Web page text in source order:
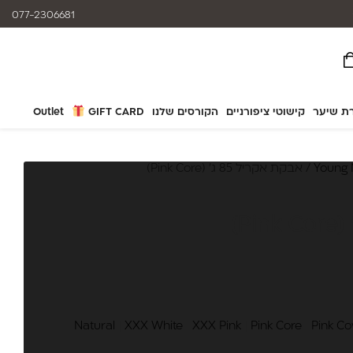
שיער קישוטי ציפורניים הקורסים שלנו GIFT CARD
Outlet
077-2306681
Young
Natural
XXX White XXX Pink Pink Core Pink